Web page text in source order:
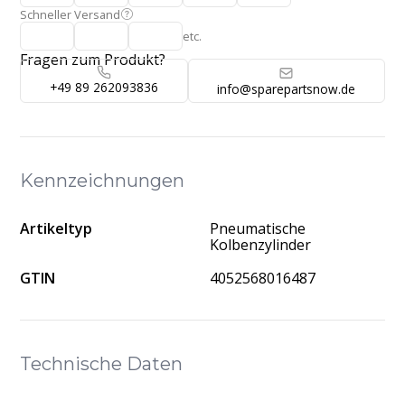
Technische Daten
Schneller Versand
etc.
Fragen zum Produkt?
+49 89 262093836 info@sparepartsnow.de
Kennzeichnungen
Artikeltyp
Pneumatische
Kolbenzylinder
GTIN
4052568016487